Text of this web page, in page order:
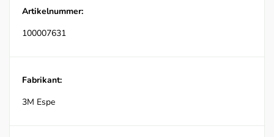
Artikelnummer:
100007631
Fabrikant:
3M Espe